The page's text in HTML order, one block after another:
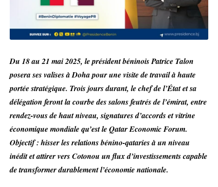
Du 18 au 21 mai 2025, le président béninois Patrice Talon
posera ses valises à Doha pour une visite de travail à haute
portée stratégique. Trois jours durant, le chef de l’État et sa
délégation feront la courbe des salons feutrés de l’émirat, entre
rendez-vous de haut niveau, signatures d’accords et vitrine
économique mondiale qu’est le Qatar Economic Forum.
Objectif : hisser les relations bénino-qataries à un niveau
inédit et attirer vers Cotonou un flux d’investissements capable
de transformer durablement l’économie nationale.